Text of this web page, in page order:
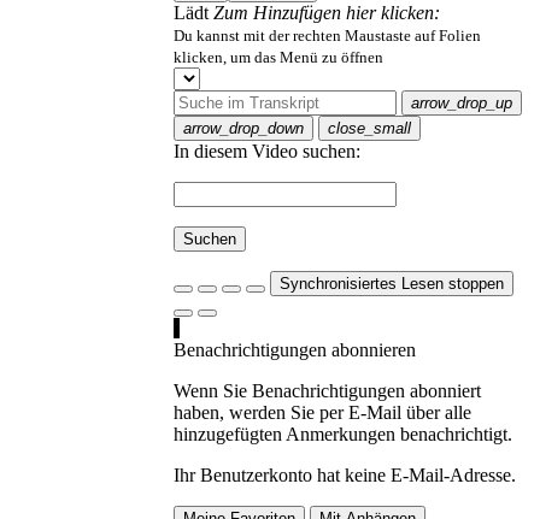
Lädt Zum Hinzufügen hier klicken:
Du kannst mit der rechten Maustaste auf Folien
klicken, um das Menü zu öffnen
arrow_drop_up
arrow_drop_down
close_small
In diesem Video suchen:
Suchen
Synchronisiertes Lesen stoppen
Benachrichtigungen abonnieren
Wenn Sie Benachrichtigungen abonniert
haben, werden Sie per E-Mail über alle
hinzugefügten Anmerkungen benachrichtigt.
Ihr Benutzerkonto hat keine E-Mail-Adresse.